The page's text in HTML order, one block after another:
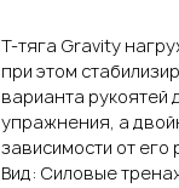
Т-тяга Gravity
при этом
варианта
упражнения, а
зависимости от его
Вид: Силовые